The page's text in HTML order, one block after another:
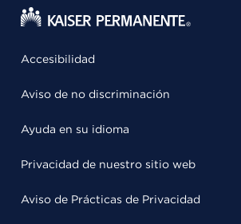
Accesibilidad
Aviso de no discriminación
Ayuda en su idioma
Privacidad de nuestro sitio web
Aviso de Prácticas de Privacidad